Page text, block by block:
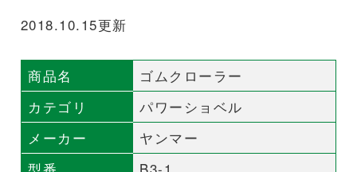
2018.10.15更新
商品名
ゴムクローラー
カテゴリ
パワーショベル
メーカー
ヤンマー